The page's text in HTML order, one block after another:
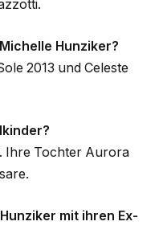
Hunziker?
2013 und Celeste
Ihre Tochter Aurora
mit ihren Ex-